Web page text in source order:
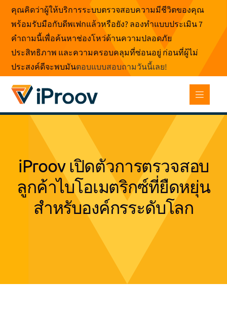
ข้าม
เนื้อหา
คุณคิดว่าผู้ให้บริการระบบตรวจสอบความมีชีวิตของคุณ
พร้อมรับมือกับดีพเฟกแล้วหรือยัง? ลองทำแบบประเมิน 7
คำถามนี้เพื่อค้นหาช่องโหว่ด้านความปลอดภัย
ประสิทธิภาพ และความครอบคลุมที่ซ่อนอยู่ ก่อนที่ผู้ไม่
ประสงค์ดีจะพบมันตอบแบบสอบถามวันนี้เลย!
iProov เปิดตัวการตรวจสอบ
ลูกค้าไบโอเมตริกซ์ที่ยืดหยุ่น
สําหรับองค์กรระดับโลก